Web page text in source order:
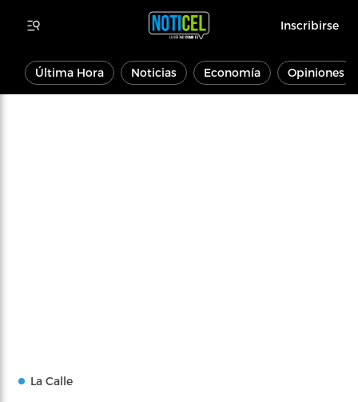
Inscribirse
Última Hora Noticias Economía Opiniones
La Calle